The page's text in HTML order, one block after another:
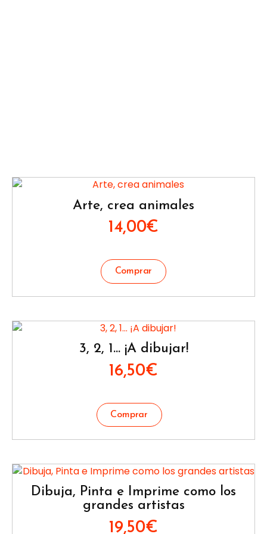
Arte, crea animales
14,00€
3, 2, 1… ¡A dibujar!
16,50€
Dibuja, Pinta e Imprime como los
grandes artistas
19,50€